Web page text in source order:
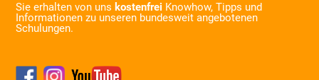
Sie erhalten von uns kostenfrei Knowhow, Tipps und
Informationen zu unseren bundesweit angebotenen
Schulungen.